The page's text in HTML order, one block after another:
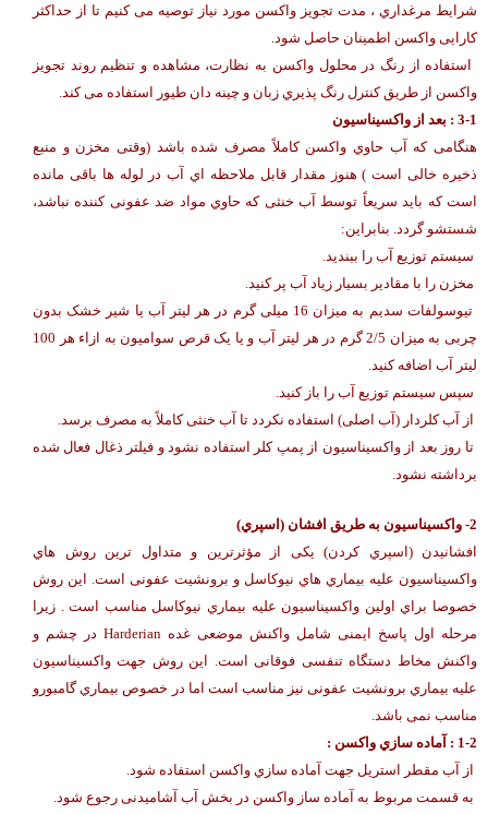
شرایط مرغداري ، مدت تجویز واکسن مورد نیاز توصیه می کنیم تا از حداکثر
کارایی واکسن اطمینان حاصل شود.
استفاده از رنگ در محلول واکسن به نظارت، مشاهده و تنظیم روند تجویز
واکسن از طریق کنترل رنگ پذیري زبان و چینه دان طیور استفاده می کند.
3-1 : بعد از واکسیناسیون
هنگامی که آب حاوي واکسن کاملاً مصرف شده باشد (وقتی مخزن و منبع
ذخیره خالی است ) هنوز مقدار قابل ملاحظه اي آب در لوله ها باقی مانده
است که باید سریعاً توسط آب خنثی که حاوي مواد ضد عفونی کننده نباشد،
شستشو گردد. بنابراین:
سیستم توزیع آب را ببندید.
مخزن را با مقادیر بسیار زیاد آب پر کنید.
تیوسولفات سدیم به میزان 16 میلی گرم در هر لیتر آب یا شیر خشک بدون
چربی به میزان 2/5 گرم در هر لیتر آب و یا یک قرص سوامیون به ازاء هر 100
لیتر آب اضافه کنید.
سپس سیستم توزیع آب را باز کنید.
از آب کلردار (آب اصلی) استفاده نکردد تا آب خنثی کاملاً به مصرف برسد.
تا روز بعد از واکسیناسیون از پمپ کلر استفاده نشود و فیلتر ذغال فعال شده
برداشته نشود.
2- واکسیناسیون به طریق افشان (اسپري)
افشانیدن (اسپري کردن) یکی از مؤثرترین و متداول ترین روش هاي
واکسیناسیون علیه بیماري هاي نیوکاسل و برونشیت عفونی است. این روش
خصوصا براي اولین واکسیناسیون علیه بیماري نیوکاسل مناسب است . زیرا
مرحله اول پاسخ ایمنی شامل واکنش موضعی غده Harderian در چشم و
واکنش مخاط دستگاه تنفسی فوقانی است. این روش جهت واکسیناسیون
علیه بیماري برونشیت عفونی نیز مناسب است اما در خصوص بیماري گامبورو
مناسب نمی باشد.
1-2 : آماده سازي واکسن :
از آب مقطر استریل جهت آماده سازي واکسن استفاده شود.
به قسمت مربوط به آماده ساز واکسن در بخش آب آشامیدنی رجوع شود.